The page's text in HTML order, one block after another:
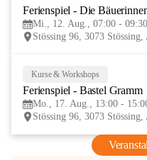
Ferienspiel - Die
Mi., 12. Aug., 07:00 - 09:30
Stössing 96, 3073
Kurse & Workshops
Ferienspiel - Bastel Gramm
Mo., 17. Aug., 13:00 -
Stössing 96, 3073